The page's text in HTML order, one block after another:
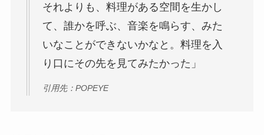
それよりも、料理がある空間を生かし
て、誰かを呼ぶ、音楽を鳴らす、みた
いなことができないかなと。料理を入
り口にその先を見てみたかった」
引用先：POPEYE